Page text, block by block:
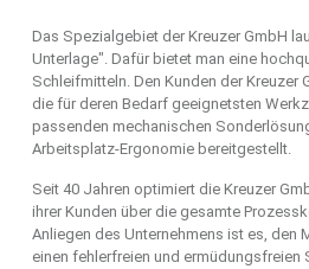
Das Spezialgebiet der Kreuzer GmbH
Unterlage". Dafür bietet man eine
Schleifmitteln. Den Kunden der Kreuzer
die für deren Bedarf geeignetsten
passenden mechanischen
Arbeitsplatz-Ergonomie bereitgestellt.
Seit 40 Jahren optimiert die Kreuzer
ihrer Kunden über die gesamte
Anliegen des Unternehmens ist es, den
einen fehlerfreien und ermüdungsfreien